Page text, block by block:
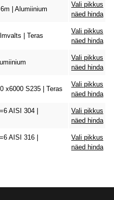
| Alumiinium
Vali pikkus
näed hinda
| Teras
Vali pikkus
näed hinda
Vali pikkus
näed hinda
x6000 S235 | Teras
Vali pikkus
näed hinda
AISI 304 |
Vali pikkus
näed hinda
AISI 316 |
Vali pikkus
näed hinda